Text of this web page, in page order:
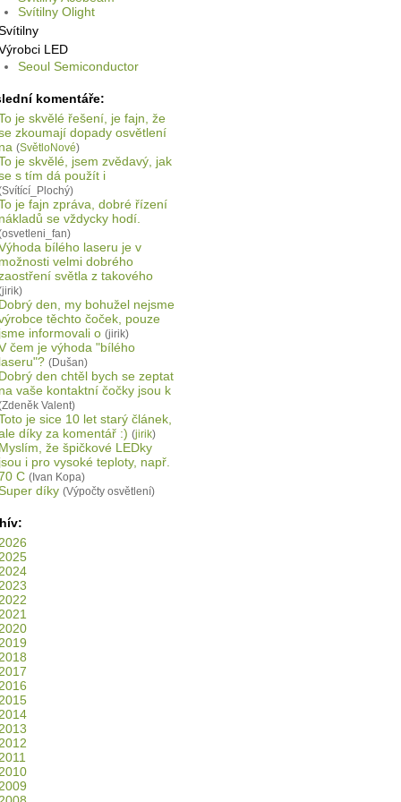
Svítilny Olight
LED
Seoul Semiconductor
komentáře:
je skvělé řešení, je fajn, že
zkoumají dopady osvětlení
(SvětloNové)
je skvělé, jsem zvědavý, jak
s tím dá použít i
je fajn zpráva, dobré řízení
se vždycky hodí.
bílého laseru je v
velmi dobrého
světla z takového
den, my bohužel nejsme
těchto čoček, pouze
informovali o (jirik)
čem je výhoda "bílého
(Dušan)
den chtěl bych se zeptat
vaše kontaktní čočky jsou k
Valent)
je sice 10 let starý článek,
díky za komentář :) (jirik)
že špičkové LEDky
i pro vysoké teploty, např.
C (Ivan Kopa)
díky (Výpočty osvětlení)